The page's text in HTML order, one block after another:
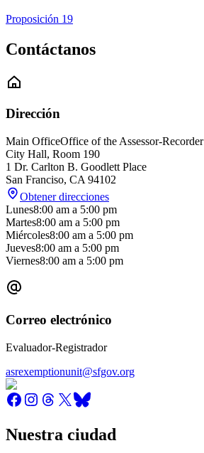
Proposición 19
Contáctanos
Dirección
Main OfficeOffice of the Assessor-Recorder
City Hall, Room 190
1 Dr. Carlton B. Goodlett Place
San Franciso, CA 94102
Obtener direcciones
Lunes8:00 am a 5:00 pm
Martes8:00 am a 5:00 pm
Miércoles8:00 am a 5:00 pm
Jueves8:00 am a 5:00 pm
Viernes8:00 am a 5:00 pm
Correo electrónico
Evaluador-Registrador
asrexemptionunit@sfgov.org
Nuestra ciudad